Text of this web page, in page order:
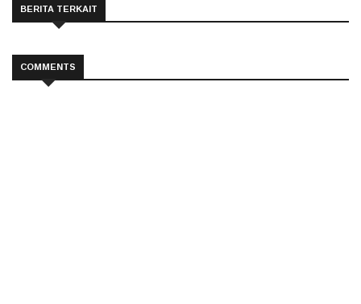
BERITA TERKAIT
COMMENTS